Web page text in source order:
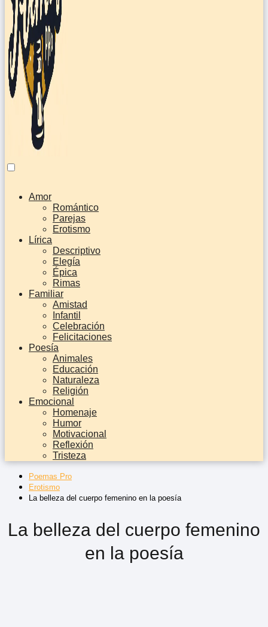
Amor
Romántico
Parejas
Erotismo
Lírica
Descriptivo
Elegía
Épica
Rimas
Familiar
Amistad
Infantil
Celebración
Felicitaciones
Poesía
Animales
Educación
Naturaleza
Religión
Emocional
Homenaje
Humor
Motivacional
Reflexión
Tristeza
Poemas Pro
Erotismo
La belleza del cuerpo femenino en la poesía
La belleza del cuerpo femenino
en la poesía